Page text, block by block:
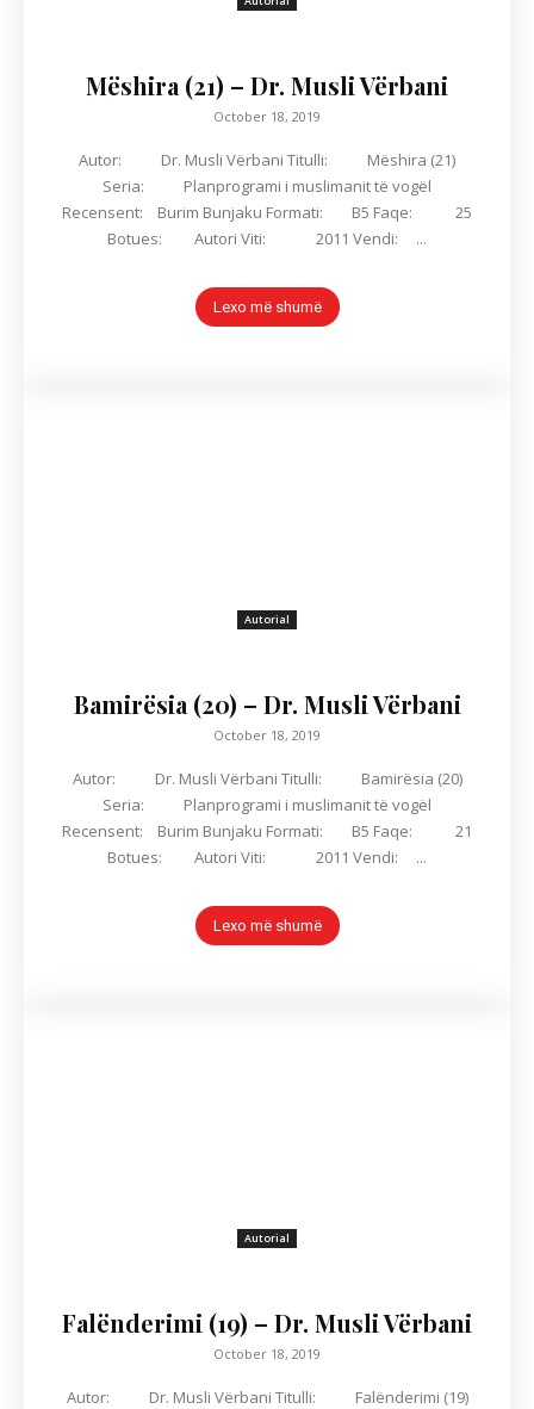
Mëshira (21) – Dr. Musli Vërbani
October 18, 2019
Autor: Dr. Musli Vërbani Titulli: Mëshira (21)
Seria: Planprogrami i muslimanit të vogël
Recensent: Burim Bunjaku Formati: B5 Faqe: 25
Botues: Autori Viti: 2011 Vendi: ...
Lexo më shumë
Autorial
Bamirësia (20) – Dr. Musli Vërbani
October 18, 2019
Autor: Dr. Musli Vërbani Titulli: Bamirësia (20)
Seria: Planprogrami i muslimanit të vogël
Recensent: Burim Bunjaku Formati: B5 Faqe: 21
Botues: Autori Viti: 2011 Vendi: ...
Lexo më shumë
Autorial
Falënderimi (19) – Dr. Musli Vërbani
October 18, 2019
Autor: Dr. Musli Vërbani Titulli: Falënderimi (19)